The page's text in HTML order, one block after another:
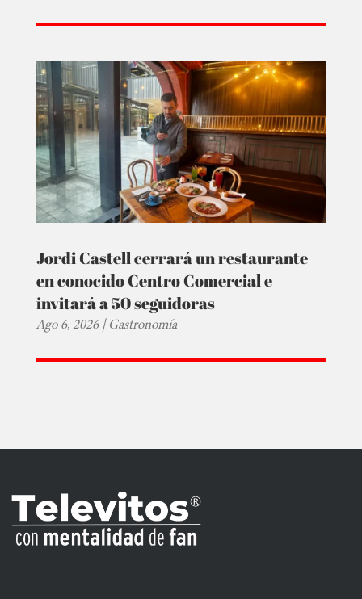
Jordi Castell cerrará un restaurante
en conocido Centro Comercial e
invitará a 50 seguidoras
Ago 6, 2026|Gastronomía